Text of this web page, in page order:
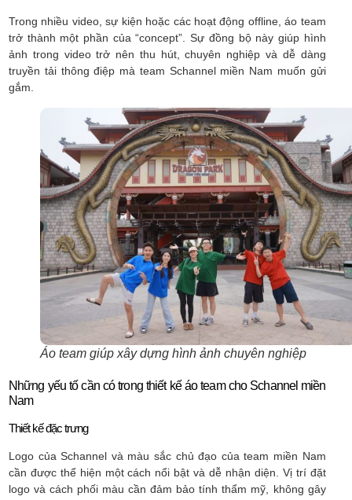
Trong nhiều video, sự kiện hoặc các hoạt động offline, áo team
trở thành một phần của “concept”. Sự đồng bộ này giúp hình
ảnh trong video trở nên thu hút, chuyên nghiệp và dễ dàng
truyền tải thông điệp mà team Schannel miền Nam muốn gửi
gắm.
Áo team giúp xây dựng hình ảnh chuyên nghiệp
Những yếu tố cần có trong thiết kế áo team cho Schannel miền
Nam
Thiết kế đặc trưng
Logo của Schannel và màu sắc chủ đạo của team miền Nam
cần được thể hiện một cách nổi bật và dễ nhận diện. Vị trí đặt
logo và cách phối màu cần đảm bảo tính thẩm mỹ, không gây